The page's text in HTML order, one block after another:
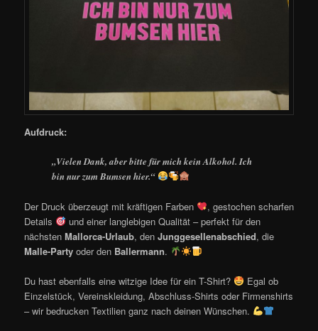
Aufdruck:
„Vielen Dank, aber bitte für mich kein Alkohol. Ich
bin nur zum Bumsen hier.“
Der Druck überzeugt mit kräftigen Farben
, gestochen scharfen
Details
und einer langlebigen Qualität – perfekt für den
nächstenMallorca-Urlaub, denJunggesellenabschied, die
Malle-Party oder den Ballermann.
Du hast ebenfalls eine witzige Idee für ein T-Shirt?
Egal ob
Einzelstück, Vereinskleidung, Abschluss-Shirts oder Firmenshirts
– wir bedrucken Textilien ganz nach deinen Wünschen.